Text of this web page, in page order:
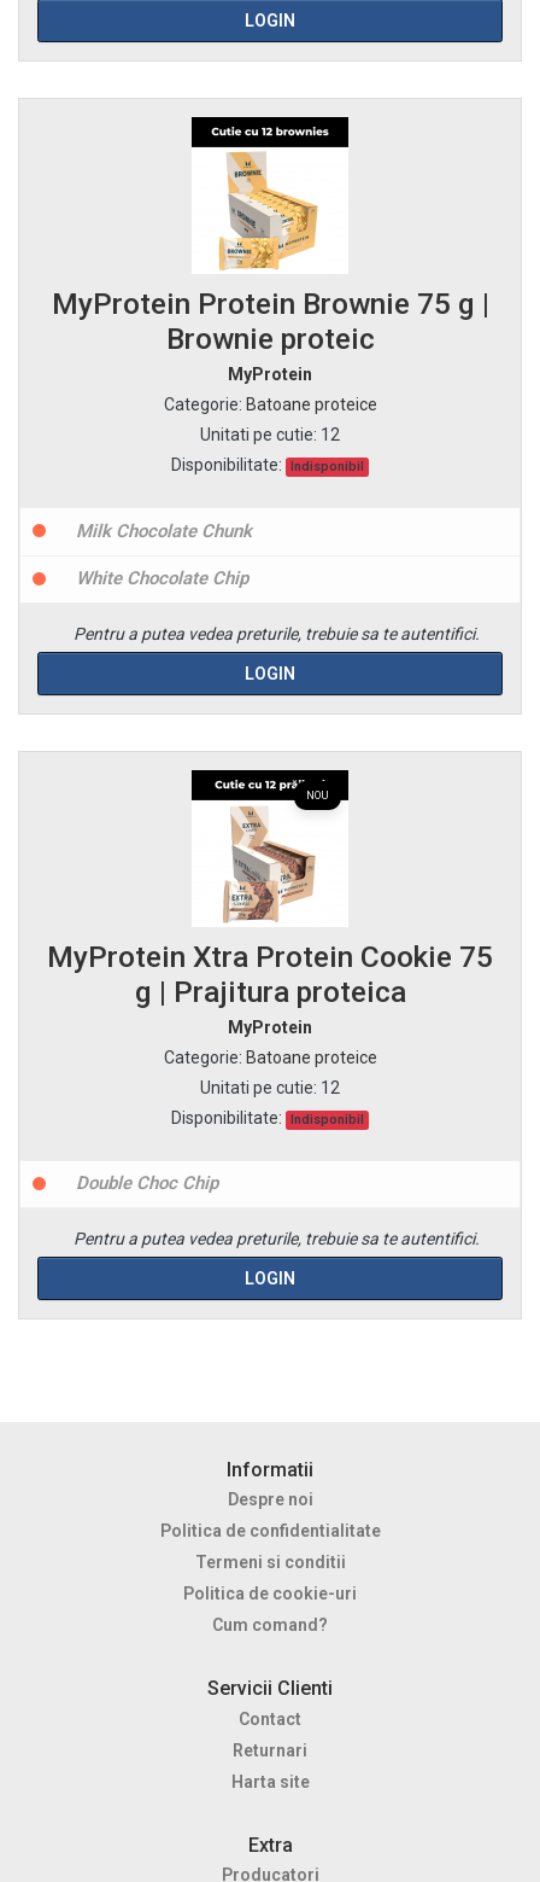
LOGIN
MyProtein Protein Brownie 75 g |
Brownie proteic
MyProtein
Categorie: Batoane proteice
Unitati pe cutie: 12
Disponibilitate:
Indisponibil
Milk Chocolate Chunk
White Chocolate Chip
Pentru a putea vedea preturile, trebuie sa te autentifici.
LOGIN
NOU
MyProtein Xtra Protein Cookie 75
g | Prajitura proteica
MyProtein
Categorie: Batoane proteice
Unitati pe cutie: 12
Disponibilitate:
Indisponibil
Double Choc Chip
Pentru a putea vedea preturile, trebuie sa te autentifici.
LOGIN
Informatii
Despre noi
Politica de confidentialitate
Termeni si conditii
Politica de cookie-uri
Cum comand?
Servicii Clienti
Contact
Returnari
Harta site
Extra
Producatori